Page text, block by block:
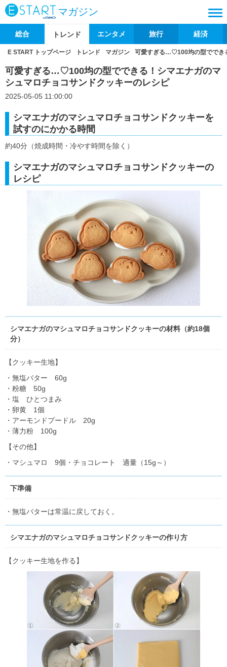
マガジン
総合 トレンド エンタメ 旅行 経済
E START トップページ トレンド マガジン 可愛すぎる…♡100均の型ででき
可愛すぎる…♡100均の型でできる！シマエナガのマ
シュマロチョコサンドクッキーのレシピ
2025-05-05 11:00:00
シマエナガのマシュマロチョコサンドクッキーを
試すのにかかる時間
約40分（焼成時間・冷やす時間を除く）
シマエナガのマシュマロチョコサンドクッキーの
レシピ
シマエナガのマシュマロチョコサンドクッキーの材料（約18個
分）
【クッキー生地】
・無塩バター 60g
・粉糖 50g
・塩 ひとつまみ
・卵黄 1個
・アーモンドプードル 20g
・薄力粉 100g
【その他】
・マシュマロ 9個・チョコレート 適量（15g～）
下準備
・無塩バターは常温に戻しておく。
シマエナガのマシュマロチョコサンドクッキーの作り方
【クッキー生地を作る】